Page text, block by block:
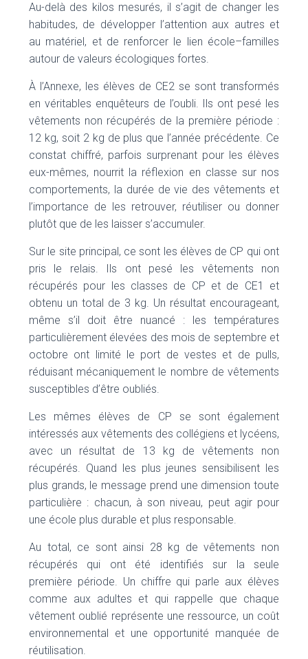
Au-delà des kilos mesurés, il s’agit de changer les
habitudes, de développer l’attention aux autres et
au matériel, et de renforcer le lien école–familles
autour de valeurs écologiques fortes.
À l’Annexe, les élèves de CE2 se sont transformés
en véritables enquêteurs de l’oubli. Ils ont pesé les
vêtements non récupérés de la première période :
12 kg, soit 2 kg de plus que l’année précédente. Ce
constat chiffré, parfois surprenant pour les élèves
eux-mêmes, nourrit la réflexion en classe sur nos
comportements, la durée de vie des vêtements et
l’importance de les retrouver, réutiliser ou donner
plutôt que de les laisser s’accumuler.
Sur le site principal, ce sont les élèves de CP qui ont
pris le relais. Ils ont pesé les vêtements non
récupérés pour les classes de CP et de CE1 et
obtenu un total de 3 kg. Un résultat encourageant,
même s’il doit être nuancé : les températures
particulièrement élevées des mois de septembre et
octobre ont limité le port de vestes et de pulls,
réduisant mécaniquement le nombre de vêtements
susceptibles d’être oubliés.
Les mêmes élèves de CP se sont également
intéressés aux vêtements des collégiens et lycéens,
avec un résultat de 13 kg de vêtements non
récupérés. Quand les plus jeunes sensibilisent les
plus grands, le message prend une dimension toute
particulière : chacun, à son niveau, peut agir pour
une école plus durable et plus responsable.
Au total, ce sont ainsi 28 kg de vêtements non
récupérés qui ont été identifiés sur la seule
première période. Un chiffre qui parle aux élèves
comme aux adultes et qui rappelle que chaque
vêtement oublié représente une ressource, un coût
environnemental et une opportunité manquée de
réutilisation.